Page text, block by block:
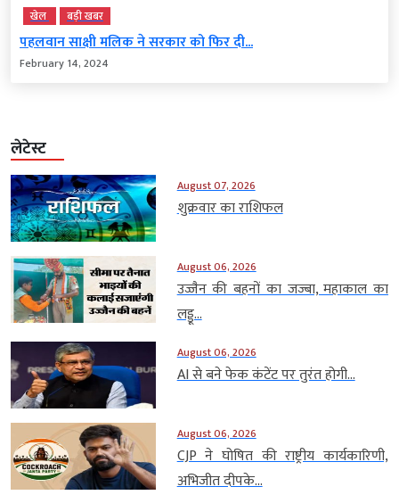
खेल बड़ी खबर
पहलवान साक्षी मलिक ने सरकार को फिर दी...
February 14, 2024
लेटेस्ट
August 07, 2026
शुक्रवार का राशिफल
August 06, 2026
उज्जैन की बहनों का जज्बा, महाकाल का
लड्डू...
August 06, 2026
AI से बने फेक कंटेंट पर तुरंत होगी...
August 06, 2026
CJP ने घोषित की राष्ट्रीय कार्यकारिणी,
अभिजीत दीपके...